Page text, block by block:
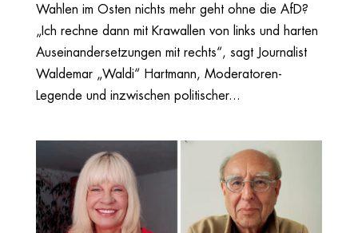
Wahlen im Osten nichts mehr geht ohne die AfD?
„Ich rechne dann mit Krawallen von links und harten
Auseinandersetzungen mit rechts“, sagt Journalist
Waldemar „Waldi“ Hartmann, Moderatoren-
Legende und inzwischen politischer...